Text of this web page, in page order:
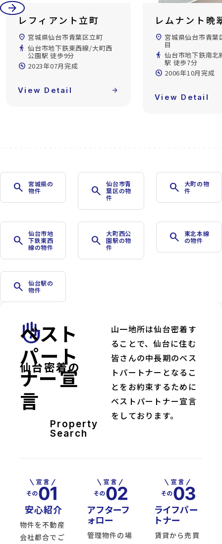
arrow_back
arrow_forward
レフィアント立町
location_on 宮城県仙台市青葉区立町
directions_walk 仙台市地下鉄東西線/大町西
公園駅 徒歩9分
build_circle 2023年07月完成
View Detail arrow_forward
レムナント晩
location_on 宮城県仙台市青葉
目
directions_walk 仙台市地下鉄南北
駅 徒歩7分
build_circle 2006年10月完成
View Detail
search
宮城県の
物件
search
仙台市青
葉区の物
件
search
大町の物
件
search
仙台市地
下鉄東西
線の物件
search
大町西公
園駅の物
件
search
東北本線
の物件
search
仙台駅の
物件
front_hand
仙台密着の
ベスト
パート
ナー宣
言
Property
Search
山一地所は仙台密着す
ることで、仙台に住む
皆さんの中長期のベス
トパートナーとなるこ
とをお約束するために
ベストパートナー宣言
をしております。
安心紹介
物件を不動産
会社都合でご
アフターフ
ォロー
管理物件の場
ライフパー
トナー
賃貸から売買